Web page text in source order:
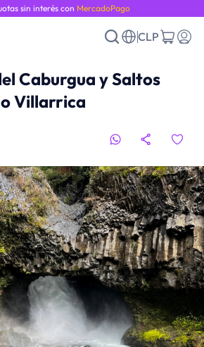
sin interés con MercadoPago
CLP
Caburgua y Saltos
Villarrica